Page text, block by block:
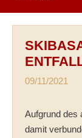
09/11/2021
Aufgrund des
damit